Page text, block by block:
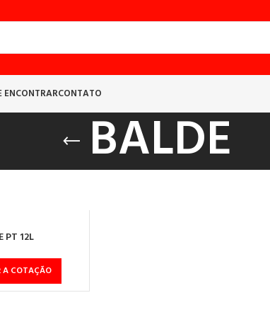
ENCONTRARCONTATO
BALDE
PT 12L
A COTAÇÃO